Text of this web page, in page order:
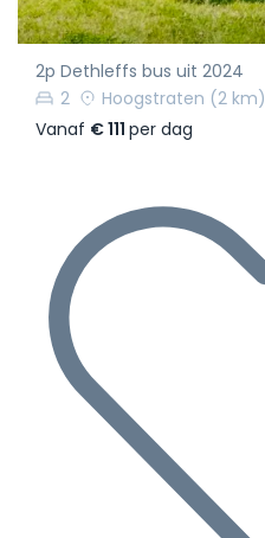
2p Dethleffs bus uit 2024
2
Hoogstraten (2 km)
Vanaf € 111 per dag